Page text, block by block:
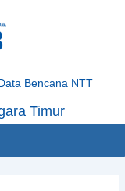
Bencana NTT
Timur